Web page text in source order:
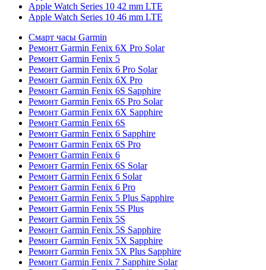
Apple Watch Series 10 42 mm LTE
Apple Watch Series 10 46 mm LTE
Смарт часы Garmin
Ремонт Garmin Fenix 6X Pro Solar
Ремонт Garmin Fenix 5
Ремонт Garmin Fenix 6 Pro Solar
Ремонт Garmin Fenix 6X Pro
Ремонт Garmin Fenix 6S Sapphire
Ремонт Garmin Fenix 6S Pro Solar
Ремонт Garmin Fenix 6X Sapphire
Ремонт Garmin Fenix 6S
Ремонт Garmin Fenix 6 Sapphire
Ремонт Garmin Fenix 6S Pro
Ремонт Garmin Fenix 6
Ремонт Garmin Fenix 6S Solar
Ремонт Garmin Fenix 6 Solar
Ремонт Garmin Fenix 6 Pro
Ремонт Garmin Fenix 5 Plus Sapphire
Ремонт Garmin Fenix 5S Plus
Ремонт Garmin Fenix 5S
Ремонт Garmin Fenix 5S Sapphire
Ремонт Garmin Fenix 5X Sapphire
Ремонт Garmin Fenix 5X Plus Sapphire
Ремонт Garmin Fenix 7 Sapphire Solar